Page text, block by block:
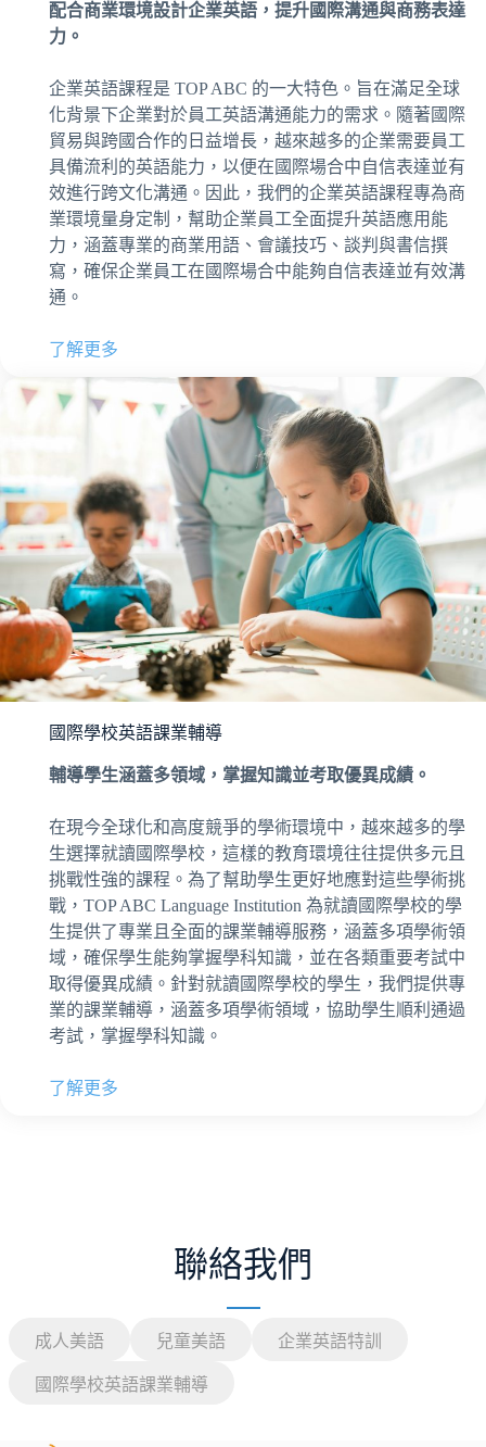
配合商業環境設計企業英語，提升國際溝通與商務表達
力。
企業英語課程是 TOP ABC 的一大特色。旨在滿足全球
化背景下企業對於員工英語溝通能力的需求。隨著國際
貿易與跨國合作的日益增長，越來越多的企業需要員工
具備流利的英語能力，以便在國際場合中自信表達並有
效進行跨文化溝通。因此，我們的企業英語課程專為商
業環境量身定制，幫助企業員工全面提升英語應用能
力，涵蓋專業的商業用語、會議技巧、談判與書信撰
寫，確保企業員工在國際場合中能夠自信表達並有效溝
通。
了解更多
國際學校英語課業輔導
輔導學生涵蓋多領域，掌握知識並考取優異成績。
在現今全球化和高度競爭的學術環境中，越來越多的學
生選擇就讀國際學校，這樣的教育環境往往提供多元且
挑戰性強的課程。為了幫助學生更好地應對這些學術挑
戰，TOP ABC Language Institution 為就讀國際學校的學
生提供了專業且全面的課業輔導服務，涵蓋多項學術領
域，確保學生能夠掌握學科知識，並在各類重要考試中
取得優異成績。針對就讀國際學校的學生，我們提供專
業的課業輔導，涵蓋多項學術領域，協助學生順利通過
考試，掌握學科知識。
了解更多
聯絡我們
成人美語 兒童美語 企業英語特訓
國際學校英語課業輔導